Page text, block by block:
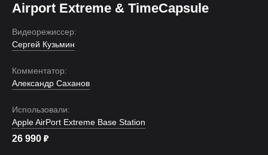
Airport Extreme & TimeCapsule
Видеорежиссер:
Сергей Кузьмин
Комментатор:
Александр Саханов
Использовали:
Apple AirPort Extreme Base Station
26 990 ₽